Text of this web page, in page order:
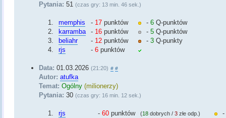
Pytania: 51(czas gry: 13 min. 46 sek.)
1. memphis - 17 punktów -6 Q-punktów
2.
karramba - 16 punktów -5 Q-punktów
3.
beliahr - 12 punktów -3 Q-punkty
4.
rjs -6 punktów
Data: 01.03.2026(21:20) # #
Autor: atufka
Temat: Ogólny (milionerzy)
Pytania: 30(czas gry: 16 min. 12 sek.)
1. rjs -60 punktów (18 dobrych /3 złe odp.)